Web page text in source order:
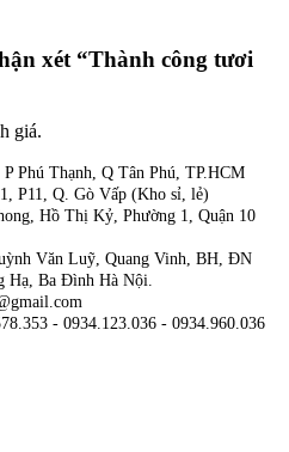
xét “Thành công tươi
giá.
Phú Thạnh, Q Tân Phú, TP.HCM
P11, Q. Gò Vấp (Kho sỉ, lẻ)
Hồ Thị Kỷ, Phường 1, Quận 10
Văn Luỹ, Quang Vinh, BH, ĐN
Hạ, Ba Đình Hà Nội.
- 0934.123.036 - 0934.960.036